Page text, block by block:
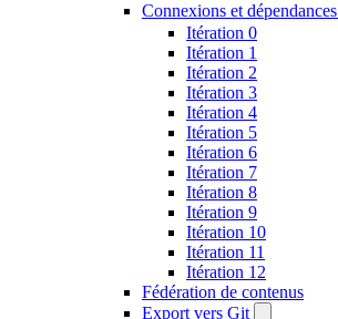
Connexions et dépendances
Itération 0
Itération 1
Itération 2
Itération 3
Itération 4
Itération 5
Itération 6
Itération 7
Itération 8
Itération 9
Itération 10
Itération 11
Itération 12
Fédération de contenus
Export vers Git